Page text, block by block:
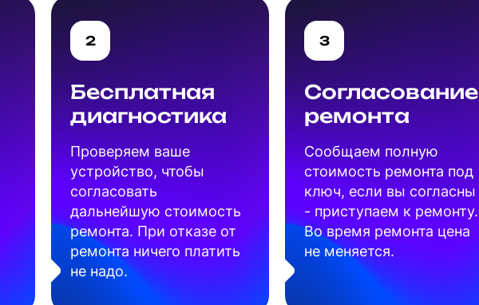
2
Бесплатная
диагностика
Проверяем ваше
устройство, чтобы
согласовать
дальнейшую стоимость
ремонта. При отказе от
ремонта ничего платить
не надо.
3
Согласование
ремонта
Cообщаем полную
стоимость ремонта под
ключ, если вы согласны
- приступаем к ремонту.
Во время ремонта цена
не меняется.